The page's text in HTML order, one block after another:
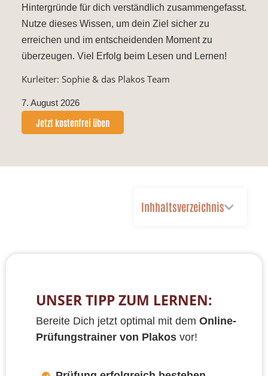
Hintergründe für dich verständlich zusammengefasst.
Nutze dieses Wissen, um dein Ziel sicher zu
erreichen und im entscheidenden Moment zu
überzeugen. Viel Erfolg beim Lesen und Lernen!
Kurleiter: Sophie & das Plakos Team
7. August 2026
Jetzt kostenfrei üben
Inhhaltsverzeichnis
UNSER TIPP ZUM LERNEN:
Bereite Dich jetzt optimal mit dem Online-
Prüfungstrainer von Plakos vor!